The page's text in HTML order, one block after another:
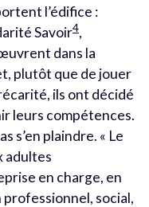
l’édifice :
Savoir4,
dans la
plutôt que de jouer
ils ont décidé
leurs compétences.
s’en plaindre. « Le
adultes
en charge, en
social,